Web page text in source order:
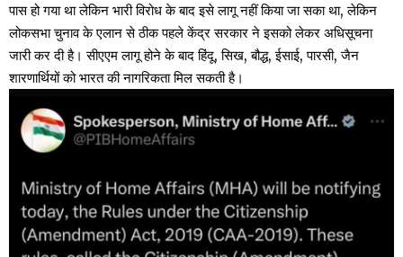
पास हो गया था लेकिन भारी विरोध के बाद इसे लागू नहीं किया जा सका था, लेकिन
लोकसभा चुनाव के एलान से ठीक पहले केंद्र सरकार ने इसको लेकर अधिसूचना
जारी कर दी है। सीएएम लागू होने के बाद हिंदू, सिख, बौद्ध, ईसाई, पारसी, जैन
शारणार्थियों को भारत की नागरिकता मिल सकती है।